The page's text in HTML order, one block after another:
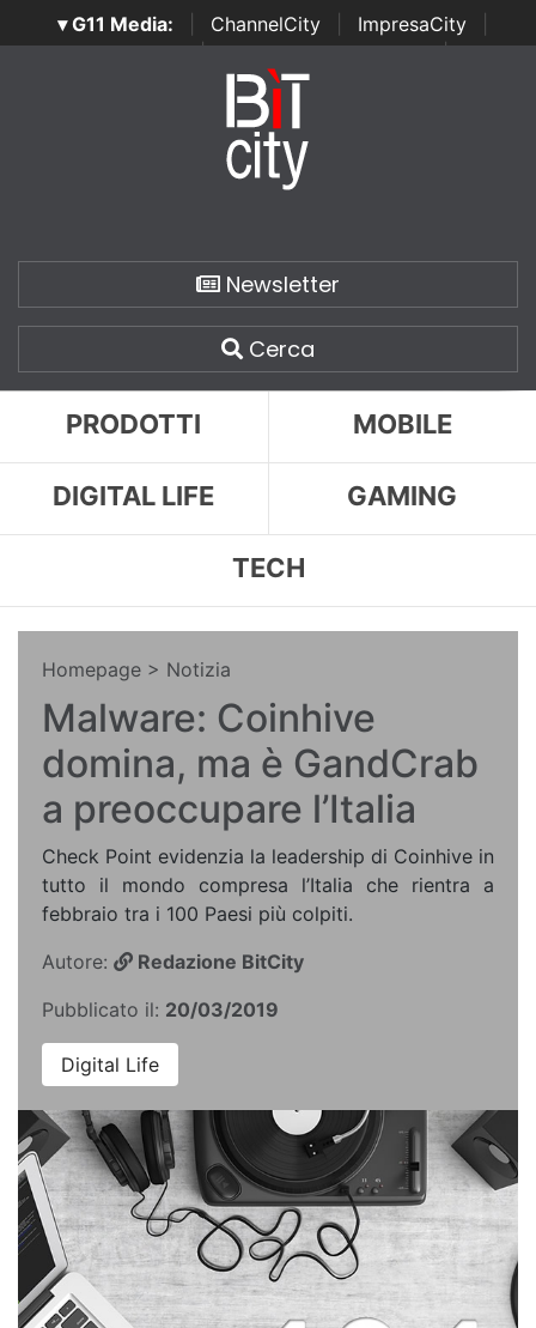
▾ G11 Media: ChannelCity ImpresaCity
SecurityOpenLab | Italian Channel Awards | Italian
Italian Security Awards
Newsletter
Cerca
PRODOTTI MOBILE
DIGITAL LIFE GAMING
TECH
Homepage > Notizia
Malware: Coinhive
domina, ma è GandCrab
a preoccupare l’Italia
Check Point evidenzia la leadership di Coinhive in
tutto il mondo compresa l’Italia che rientra a
febbraio tra i 100 Paesi più colpiti.
Autore:
Redazione BitCity
Pubblicato il: 20/03/2019
Digital Life